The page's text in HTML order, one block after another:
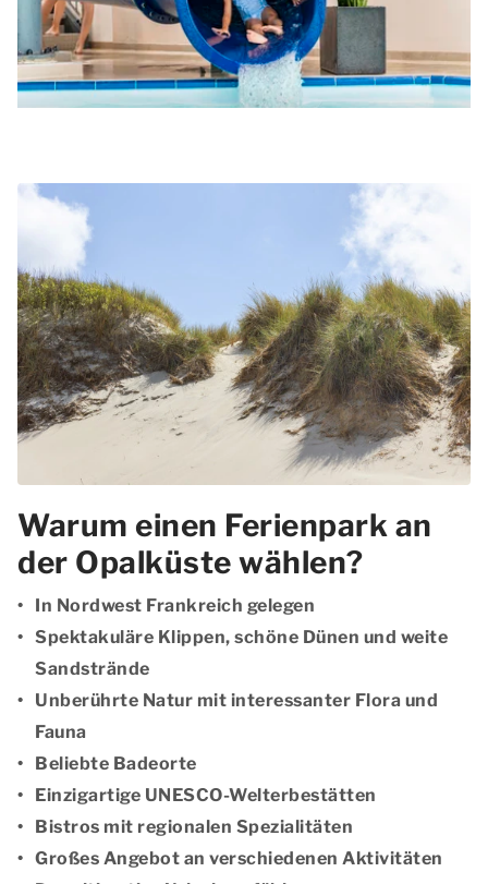
Warum einen Ferienpark an
der Opalküste wählen?
In Nordwest Frankreich gelegen
Spektakuläre Klippen, schöne Dünen und weite
Sandstrände
Unberührte Natur mit interessanter Flora und
Fauna
Beliebte Badeorte
Einzigartige UNESCO-Welterbestätten
Bistros mit regionalen Spezialitäten
Großes Angebot an verschiedenen Aktivitäten